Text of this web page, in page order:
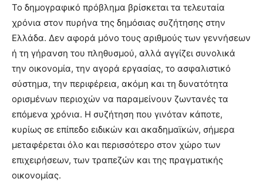
Το δημογραφικό πρόβλημα βρίσκεται τα τελευταία
χρόνια στον πυρήνα της δημόσιας συζήτησης στην
Ελλάδα. Δεν αφορά μόνο τους αριθμούς των γεννήσεων
ή τη γήρανση του πληθυσμού, αλλά αγγίζει συνολικά
την οικονομία, την αγορά εργασίας, το ασφαλιστικό
σύστημα, την περιφέρεια, ακόμη και τη δυνατότητα
ορισμένων περιοχών να παραμείνουν ζωντανές τα
επόμενα χρόνια. Η συζήτηση που γινόταν κάποτε,
κυρίως σε επίπεδο ειδικών και ακαδημαϊκών, σήμερα
μεταφέρεται όλο και περισσότερο στον χώρο των
επιχειρήσεων, των τραπεζών και της πραγματικής
οικονομίας.